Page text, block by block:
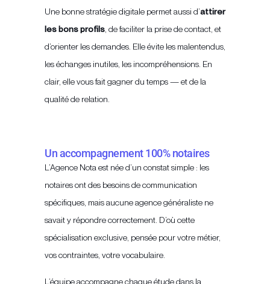
Une bonne stratégie digitale permet aussi d’attirer
les bons profils , de faciliter la prise de contact, et
d’orienter les demandes. Elle évite les malentendus,
les échanges inutiles, les incompréhensions. En
clair, elle vous fait gagner du temps — et de la
qualité de relation.
Un accompagnement 100% notaires
L’Agence Nota est née d’un constat simple : les
notaires ont des besoins de communication
spécifiques, mais aucune agence généraliste ne
savait y répondre correctement. D’où cette
spécialisation exclusive, pensée pour votre métier,
vos contraintes, votre vocabulaire.
L’équipe accompagne chaque étude dans la